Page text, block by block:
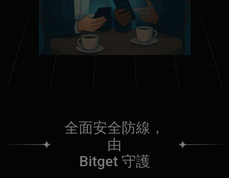
全面安全防線 ，
由
Bitget 守護